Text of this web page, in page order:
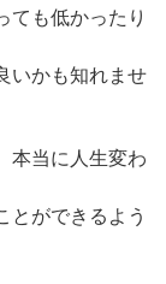
ても低かったり
いかも知れませ
本当に人生変わ
とができるよう